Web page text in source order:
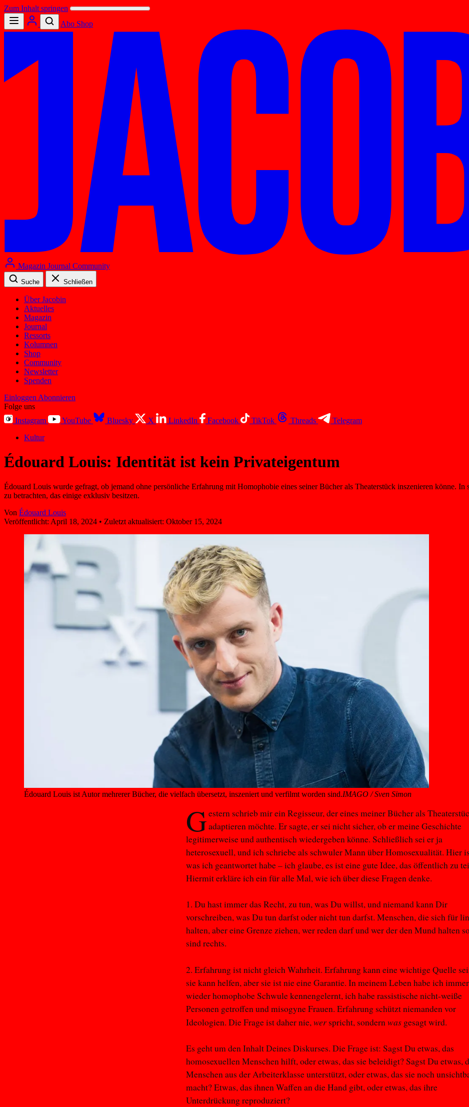
Zum Inhalt springen
Abo Shop
Magazin Journal Community
Suche Schließen
Über Jacobin
Aktuelles
Magazin
Journal
Ressorts
Kolumnen
Shop
Community
Newsletter
Spenden
Einloggen Abonnieren
Folge uns
Instagram
YouTube Bluesky X LinkedIn Facebook TikTok Threads
Telegram
Kultur
Édouard Louis: Identität ist kein Privateigentum
Édouard Louis wurde gefragt, ob jemand ohne persönliche Erfahrung mit Homophobie eines seiner Bücher als Theaterstück inszenieren könne.
zu betrachten, das einige exklusiv besitzen.
Von Édouard Louis
Veröffentlicht: April 18, 2024 • Zuletzt aktualisiert: Oktober 15, 2024
Édouard Louis ist Autor mehrerer Bücher, die vielfach übersetzt, inszeniert und verfilmt worden sind.IMAGO / Sven Simon
Gestern schrieb mir ein Regisseur, der eines meiner Bücher als
adaptieren möchte. Er sagte, er sei nicht sicher, ob er meine Geschichte
legitimerweise und authentisch wiedergeben könne. Schließlich sei er ja
heterosexuell, und ich schriebe als schwuler Mann über Homosexualität. Hier
was ich geantwortet habe – ich glaube, es ist eine gute Idee, das öffentlich zu
Hiermit erkläre ich ein für alle Mal, wie ich über diese Fragen denke.
1. Du hast immer das Recht, zu tun, was Du willst, und niemand kann Dir
vorschreiben, was Du tun darfst oder nicht tun darfst. Menschen, die sich für
halten, aber eine Grenze ziehen, wer reden darf und wer der den Mund halten
sind rechts.
2. Erfahrung ist nicht gleich Wahrheit. Erfahrung kann eine wichtige Quelle
sie kann helfen, aber sie ist nie eine Garantie. In meinem Leben habe ich immer
wieder homophobe Schwule kennengelernt, ich habe rassistische nicht-weiße
Personen getroffen und misogyne Frauen. Erfahrung schützt niemanden vor
Ideologien. Die Frage ist daher nie,wer spricht, sondernwas gesagt wird.
Es geht um den Inhalt Deines Diskurses. Die Frage ist: Sagst Du etwas, das
homosexuellen Menschen hilft, oder etwas, das sie beleidigt? Sagst Du etwas,
Menschen aus der Arbeiterklasse unterstützt, oder etwas, das sie noch
macht? Etwas, das ihnen Waffen an die Hand gibt, oder etwas, das ihre
Unterdrückung reproduziert?